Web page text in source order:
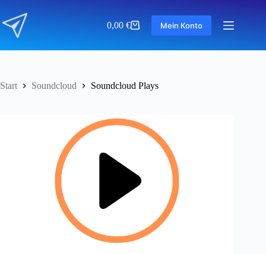
Inhalt
springen
Warenkorb
0,00€ Mein Konto
Start Soundcloud Soundcloud Plays